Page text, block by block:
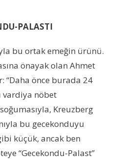
PALASTI
bu ortak emeğin ürünü.
önayak olan Ahmet
“Daha önce burada 24
vardiya nöbet
Kreuzberg
bu gecekonduyu
küçük, ancak ben
“Gecekondu-Palast”